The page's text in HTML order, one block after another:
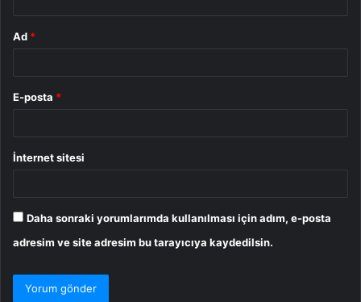
Ad *
E-posta *
İnternet sitesi
Daha sonraki yorumlarımda kullanılması için adım, e-posta
adresim ve site adresim bu tarayıcıya kaydedilsin.